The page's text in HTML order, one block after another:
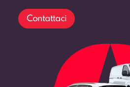
Contattaci